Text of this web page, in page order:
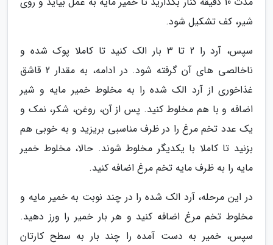
شیر، کف تشکیل شود.
سپس، آرد را 2 تا 3 بار الک کنید تا کاملا پوک شده و
ناخالصی های آن گرفته شود. در ادامه، به مقدار 2 قاشق
غذاخوری از آرد الک شده را به مخلوط خمیر مایه و شیر
اضافه و با هم مخلوط کنید. پس از آن، روغن، شکر، نمک و
یک عدد تخم مرغ را در ظرف مناسبی بریزید و به خوبی هم
بزنید تا کاملا با یکدیگر مخلوط شوند. حالا، مخلوط خمیر
مایه را به ظرف مایه تخم مرغ اضافه کنید.
در این مرحله، آرد الک شده را در چند نوبت به خمیر مایه و
مخلوط تخم مرغ اضافه کنید و هر بار خمیر را ورز دهید.
سپس، خمیر به دست آمده را چند بار به سطح کارتان